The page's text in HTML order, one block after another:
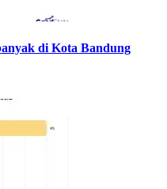
di Kota Bandung